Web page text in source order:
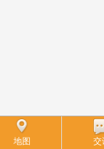
地图 交